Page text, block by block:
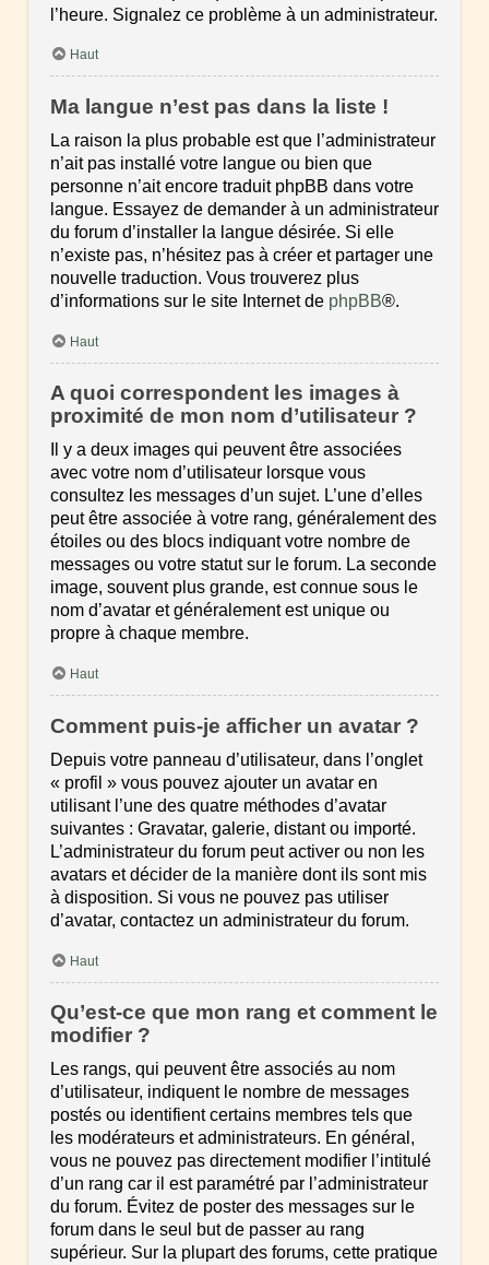
l’heure. Signalez ce problème à un administrateur.
Haut
Ma langue n’est pas dans la liste !
La raison la plus probable est que l’administrateur
n’ait pas installé votre langue ou bien que
personne n’ait encore traduit phpBB dans votre
langue. Essayez de demander à un administrateur
du forum d’installer la langue désirée. Si elle
n’existe pas, n’hésitez pas à créer et partager une
nouvelle traduction. Vous trouverez plus
d’informations sur le site Internet de phpBB®.
Haut
A quoi correspondent les images à
proximité de mon nom d’utilisateur ?
Il y a deux images qui peuvent être associées
avec votre nom d’utilisateur lorsque vous
consultez les messages d’un sujet. L’une d’elles
peut être associée à votre rang, généralement des
étoiles ou des blocs indiquant votre nombre de
messages ou votre statut sur le forum. La seconde
image, souvent plus grande, est connue sous le
nom d’avatar et généralement est unique ou
propre à chaque membre.
Haut
Comment puis-je afficher un avatar ?
Depuis votre panneau d’utilisateur, dans l’onglet
« profil » vous pouvez ajouter un avatar en
utilisant l’une des quatre méthodes d’avatar
suivantes : Gravatar, galerie, distant ou importé.
L’administrateur du forum peut activer ou non les
avatars et décider de la manière dont ils sont mis
à disposition. Si vous ne pouvez pas utiliser
d’avatar, contactez un administrateur du forum.
Haut
Qu’est-ce que mon rang et comment le
modifier ?
Les rangs, qui peuvent être associés au nom
d’utilisateur, indiquent le nombre de messages
postés ou identifient certains membres tels que
les modérateurs et administrateurs. En général,
vous ne pouvez pas directement modifier l’intitulé
d’un rang car il est paramétré par l’administrateur
du forum. Évitez de poster des messages sur le
forum dans le seul but de passer au rang
supérieur. Sur la plupart des forums, cette pratique